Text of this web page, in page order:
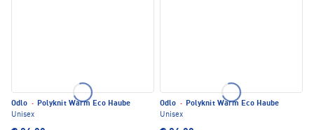
Odlo · Polyknit Warm Eco Haube
Unisex
Odlo · Polyknit Warm Eco Haube
Unisex